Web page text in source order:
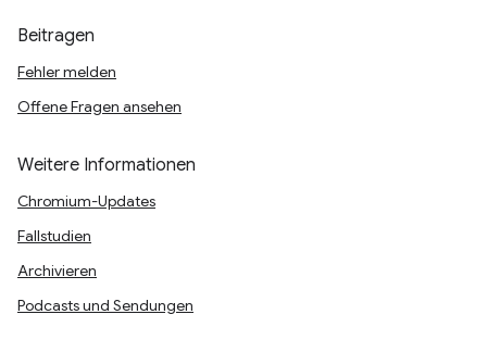
Beitragen
Fehler melden
Offene Fragen ansehen
Weitere Informationen
Chromium-Updates
Fallstudien
Archivieren
Podcasts und Sendungen